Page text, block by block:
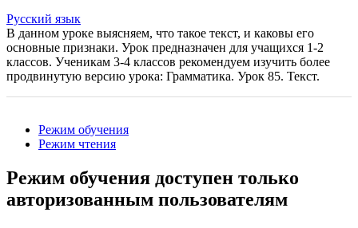
Русский язык
В данном уроке выясняем, что такое текст, и каковы его
основные признаки. Урок предназначен для учащихся 1-2
классов. Ученикам 3-4 классов рекомендуем изучить более
продвинутую версию урока: Грамматика. Урок 85. Текст.
Режим обучения
Режим чтения
Режим обучения доступен только
авторизованным пользователям